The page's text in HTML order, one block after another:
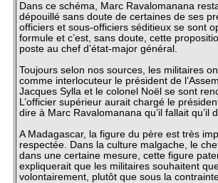
Dans ce schéma, Marc Ravalomanana
dépouillé sans doute de certaines de ses
officiers et sous-officiers séditieux se sont
formule et c’est, sans doute, cette
poste au chef d’état-major général.
Toujours selon nos sources, les militaires
comme interlocuteur le président de
Jacques Sylla et le colonel Noël se sont
L’officier supérieur aurait chargé le
dire à Marc Ravalomanana qu’il fallait qu’il
A Madagascar, la figure du père est très
respectée. Dans la culture malgache, le
dans une certaine mesure, cette figure
expliquerait que les militaires souhaitent
volontairement, plutôt que sous la